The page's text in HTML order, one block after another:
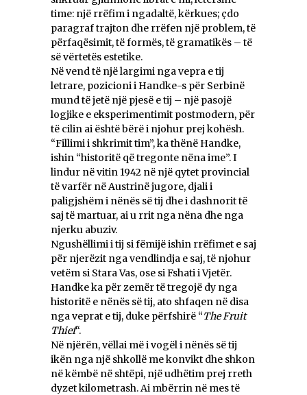
time: një rrëfim i ngadaltë, kërkues; çdo
paragraf trajton dhe rrëfen një problem, të
përfaqësimit, të formës, të gramatikës – të
së vërtetës estetike.
Në vend të një largimi nga vepra e tij
letrare, pozicioni i Handke-s për Serbinë
mund të jetë një pjesë e tij – një pasojë
logjike e eksperimentimit postmodern, për
të cilin ai është bërë i njohur prej kohësh.
“Fillimi i shkrimit tim”, ka thënë Handke,
ishin “historitë që tregonte nëna ime”. I
lindur në vitin 1942 në një qytet provincial
të varfër në Austrinë jugore, djali i
paligjshëm i nënës së tij dhe i dashnorit të
saj të martuar, ai u rrit nga nëna dhe nga
njerku abuziv.
Ngushëllimi i tij si fëmijë ishin rrëfimet e saj
për njerëzit nga vendlindja e saj, të njohur
vetëm si Stara Vas, ose si Fshati i Vjetër.
Handke ka për zemër të tregojë dy nga
historitë e nënës së tij, ato shfaqen në disa
nga veprat e tij, duke përfshirë “The Fruit
Thief“.
Në njërën, vëllai më i vogël i nënës së tij
ikën nga një shkollë me konvikt dhe shkon
në këmbë në shtëpi, një udhëtim prej rreth
dyzet kilometrash. Ai mbërrin në mes të